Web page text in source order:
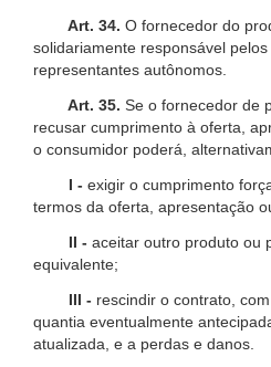
Art. 34. O fornecedor do
solidariamente responsável
representantes autônomos.
Art. 35. Se o fornecedor de
recusar cumprimento à oferta,
o consumidor poderá,
I - exigir o cumprimento
termos da oferta, apresentação
II - aceitar outro produto ou
equivalente;
III - rescindir o contrato,
quantia eventualmente
atualizada, e a perdas e danos.